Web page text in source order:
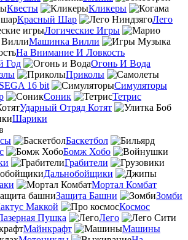
Квесты
Кликеры
Красный Шар
Лего
Логические Игры
Машинка Вилли
На Внимание И Ловкость
Год
Огонь И Вода
Приколы
SEGA 16 bit
Симуляторы
Соник
Тетрис
Ударный Отряд Котят
Шарики
Баскетбол
Бомж Хобо
Грабители
Дальнобойщики
Мортал Комбат
Защита Башни
Зомби
Маккой
Космос
Пушка
Лего
Майнкрафт
Машины